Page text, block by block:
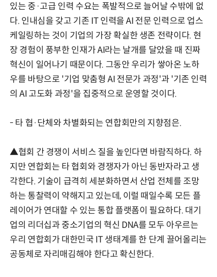
있는 중·고급 인력 수요는 폭발적으로 늘어날 수밖에 없
다. 인내심을 갖고 기존 IT 인력을 AI 전문 인력으로 업스
케일링하는 것이 기업의 가장 확실한 생존 전략이다. 현
장 경험이 풍부한 인재가 AI라는 날개를 달았을 때 진짜
혁신이 일어나기 때문이다. 그동안 우리가 쌓아온 노하
우를 바탕으로 '기업 맞춤형 AI 전문가 과정'과 '기존 인력
의 AI 고도화 과정'을 집중적으로 운영할 것이다.
- 타 협·단체와 차별화되는 연합회만의 지향점은.
▲협회 간 경쟁이 서비스 질을 높인다면 바람직하다. 하
지만 연합회는 타 협회와 경쟁자가 아닌 동반자라고 생
각한다. 기술이 급격히 세분화하면서 산업 전체를 조망
하는 통찰력이 약해지고 있는데, 이럴 때일수록 모든 플
레이어가 연대할 수 있는 통합 플랫폼이 필요하다. 대기
업의 리더십과 중소기업의 혁신 DNA를 모두 아우르는
우리 연합회가 대한민국 IT 생태계를 한 단계 끌어올리는
공동체로 자리매김해야 한다고 확신한다.